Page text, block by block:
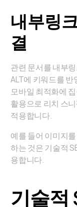
내부링
결
관련 문서를 내부
ALT에 키워드를
모바일 최적화에
활용으로 리치 스
적용합니다.
예를 들어 이미지
하는 것은 기술적
용합니다.
기술적